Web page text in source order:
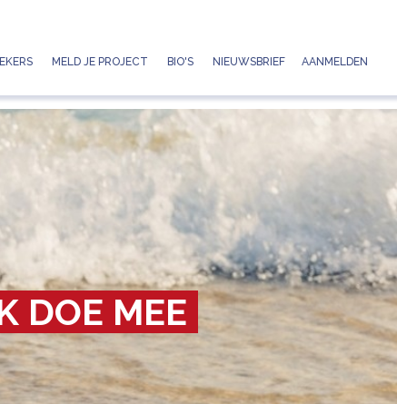
MELD JE PROJECT BIO'S NIEUWSBRIEF AANMELDEN
DOE MEE